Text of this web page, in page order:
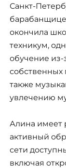
Санкт-
окончила
техникум,
обучение из-
собственных
также
увлечению
Алина имеет
активный
сети
включая